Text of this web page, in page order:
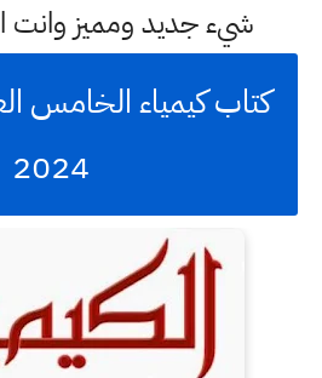
شيء جديد ومميز وانت
2024